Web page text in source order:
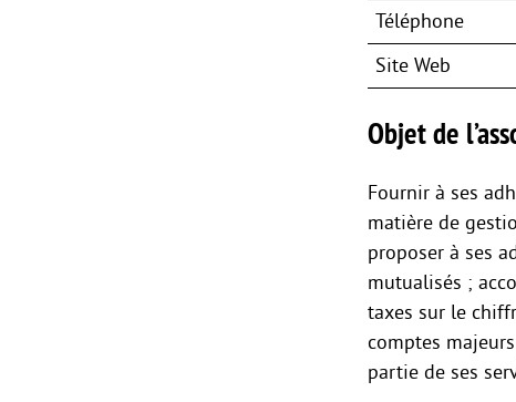
Téléphone
Site Web
Objet de
Fournir à ses
matière de
proposer à ses
mutualisés ;
taxes sur le
comptes
partie de ses